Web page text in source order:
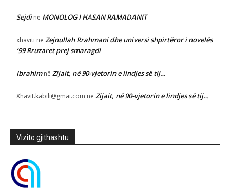
Sejdinë MONOLOG I HASAN RAMADANIT
xhaviti në Zejnullah Rrahmani dhe universi shpirtëror i novelës
‘99 Rruzaret prej smaragdi
Ibrahimnë Zijait, në 90-vjetorin e lindjes së tij…
Xhavit.kabili@gmai.com në Zijait, në 90-vjetorin e lindjes së tij…
Vizito gjithashtu